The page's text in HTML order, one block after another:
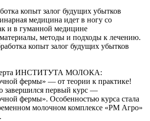
копыт залог будущих убытков
медицина идет в ногу со
и в гуманной медицине
методы и подходы к лечению.
ИНСТИТУТА МОЛОКА:
фермы» — от теории к практике!
завершился первый курс —
фермы». Особенностью курса стала
молочном комплексе «РМ Агро»